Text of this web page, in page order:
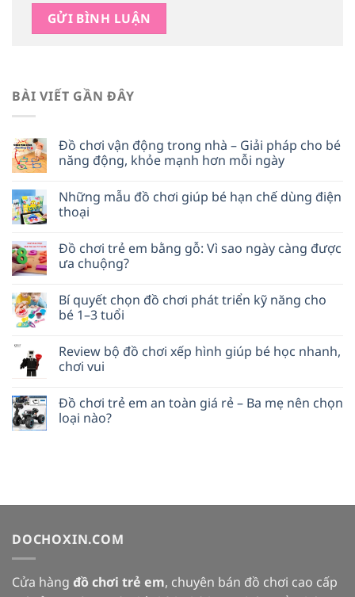
BÀI VIẾT GẦN ĐÂY
Đồ chơi vận động trong nhà – Giải pháp cho bé
năng động, khỏe mạnh hơn mỗi ngày
Những mẫu đồ chơi giúp bé hạn chế dùng điện
thoại
Đồ chơi trẻ em bằng gỗ: Vì sao ngày càng được
ưa chuộng?
Bí quyết chọn đồ chơi phát triển kỹ năng cho
bé 1–3 tuổi
Review bộ đồ chơi xếp hình giúp bé học nhanh,
chơi vui
Đồ chơi trẻ em an toàn giá rẻ – Ba mẹ nên chọn
loại nào?
DOCHOXIN.COM
Cửa hàng đồ chơi trẻ em, chuyên bán đồ chơi cao cấp